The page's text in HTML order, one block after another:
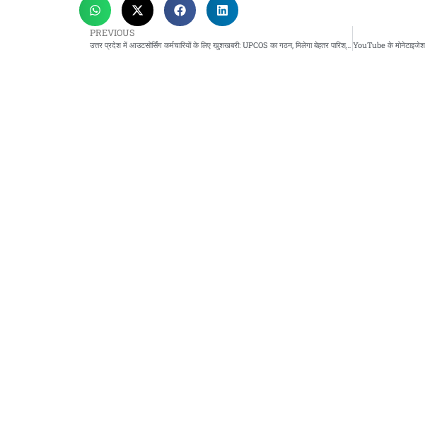
PREVIOUS
उत्तर प्रदेश में आउटसोर्सिंग कर्मचारियों के लिए खुशखबरी: UPCOS का गठन, मिलेगा बेहतर पारिश्रमिक और सुरक्षा